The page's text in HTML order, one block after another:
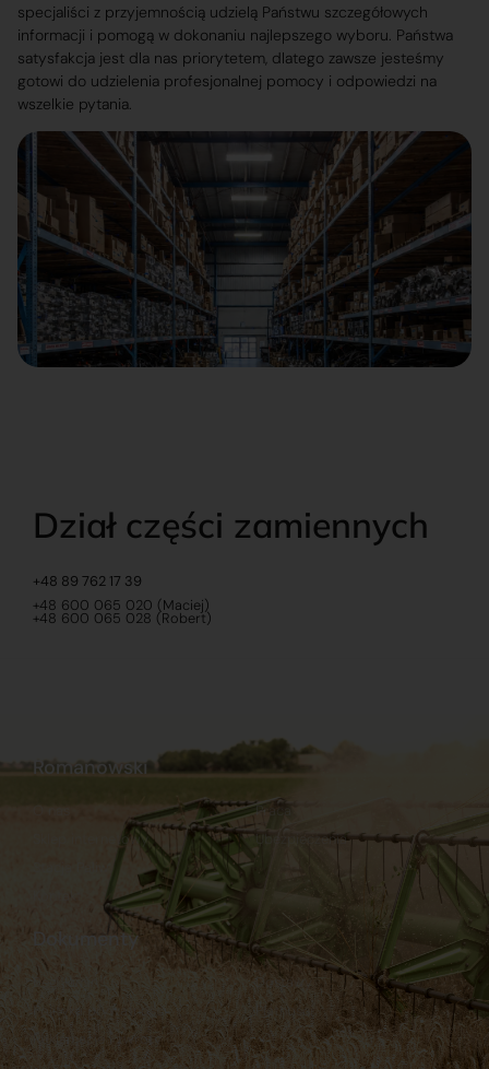
specjaliści z przyjemnością udzielą Państwu szczegółowych
informacji i pomogą w dokonaniu najlepszego wyboru. Państwa
satysfakcja jest dla nas priorytetem, dlatego zawsze jesteśmy
gotowi do udzielenia profesjonalnej pomocy i odpowiedzi na
wszelkie pytania.
Dział części zamiennych
+48 89 762 17 39
+48 600 065 020 (Maciej)
+48 600 065 028 (Robert)
Dokumenty
Regulamin
Polityka prywatności
Reklamacje i zwroty
Dostawy
Płatności
Romanowski
Sklep internetowy
Praca
Ubezpieczenia